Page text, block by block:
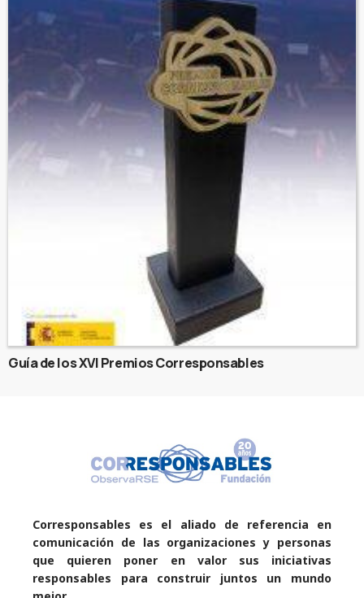
Guía de los XVI Premios Corresponsables
Corresponsables es el aliado de referencia en
comunicación de las organizaciones y personas
que quieren poner en valor sus iniciativas
responsables para construir juntos un mundo